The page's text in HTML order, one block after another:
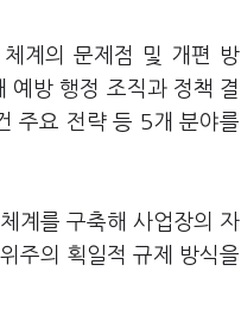
계의 문제점 및 개편 방
방 행정 조직과 정책 결
주요 전략 등 5개 분야를
계를 구축해 사업장의 자
주의 획일적 규제 방식을